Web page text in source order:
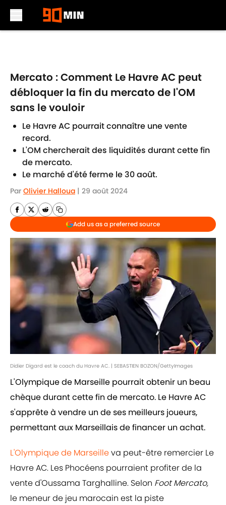
Mercato : Comment Le Havre AC peut
débloquer la fin du mercato de l'OM
sans le vouloir
Le Havre AC pourrait connaître une vente
record.
L'OM chercherait des liquidités durant cette fin
de mercato.
Le marché d'été ferme le 30 août.
Par Olivier Halloua | 29 août 2024
Add us as a preferred source
Didier Digard est le coach du Havre AC. | SEBASTIEN BOZON/GettyImages
L'Olympique de Marseille pourrait obtenir un beau
chèque durant cette fin de mercato. Le Havre AC
s'apprête à vendre un de ses meilleurs joueurs,
permettant aux Marseillais de financer un achat.
L'Olympique de Marseilleva peut-être remercier Le
Havre AC. Les Phocéens pourraient profiter de la
vente d'Oussama Targhalline. Selon Foot Mercato,
le meneur de jeu marocain est la piste